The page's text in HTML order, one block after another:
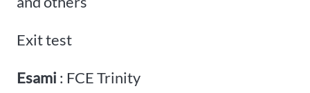
Exit test
Esami : FCE Trinity